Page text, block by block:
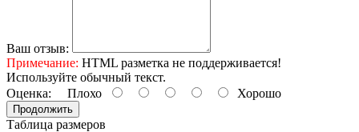
Ваш отзыв:
Примечание: HTML разметка не поддерживается!
Используйте обычный текст.
Оценка: Плохо Хорошо
Продолжить
Таблица размеров